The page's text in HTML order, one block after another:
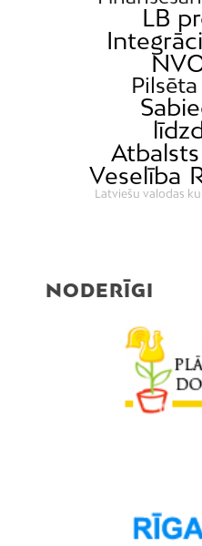
LB
Veselība
Latviešu valodas
NODERĪGI